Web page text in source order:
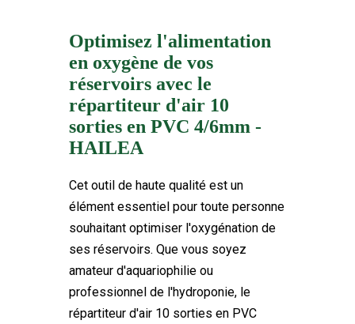
Optimisez l'alimentation
en oxygène de vos
réservoirs avec le
répartiteur d'air 10
sorties en PVC 4/6mm -
HAILEA
Cet outil de haute qualité est un
élément essentiel pour toute personne
souhaitant optimiser l'oxygénation de
ses réservoirs. Que vous soyez
amateur d'aquariophilie ou
professionnel de l'hydroponie, le
répartiteur d'air 10 sorties en PVC
Marque HAILEA
RéférenceFTK-PAP-052
En stock 1 Produit